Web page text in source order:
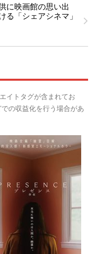
に映画館の思い出
る「シェアシネマ」
イトタグが含まれてお
の収益化を行う場合があ